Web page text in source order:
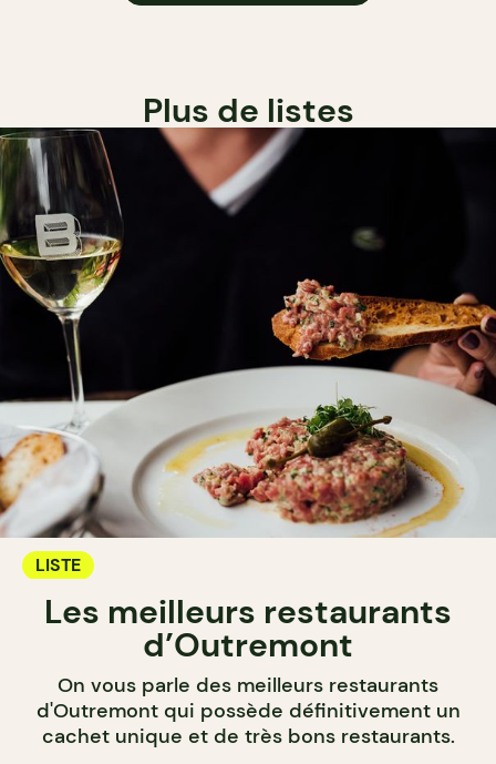
Plus de listes
LISTE
Les meilleurs restaurants
d’Outremont
On vous parle des meilleurs restaurants
d'Outremont qui possède définitivement un
cachet unique et de très bons restaurants.